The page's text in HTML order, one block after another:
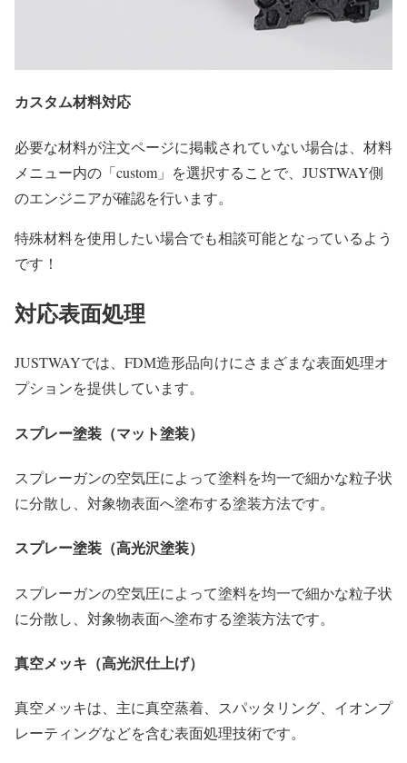
カスタム材料対応
必要な材料が注文ページに掲載されていない場合は、材料
メニュー内の「custom」を選択することで、JUSTWAY側
のエンジニアが確認を行います。
特殊材料を使用したい場合でも相談可能となっているよう
です！
対応表面処理
JUSTWAYでは、FDM造形品向けにさまざまな表面処理オ
プションを提供しています。
スプレー塗装（マット塗装）
スプレーガンの空気圧によって塗料を均一で細かな粒子状
に分散し、対象物表面へ塗布する塗装方法です。
スプレー塗装（高光沢塗装）
スプレーガンの空気圧によって塗料を均一で細かな粒子状
に分散し、対象物表面へ塗布する塗装方法です。
真空メッキ（高光沢仕上げ）
真空メッキは、主に真空蒸着、スパッタリング、イオンプ
レーティングなどを含む表面処理技術です。